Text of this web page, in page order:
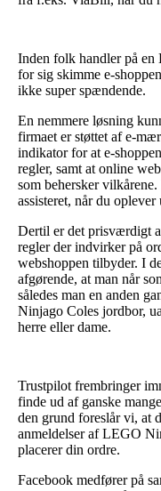
Inden folk handler på en
for sig skimme e-
ikke super spændende.
En nemmere løsning
firmaet er støttet af e-
indikator for at e-
regler, samt at online
som behersker
assisteret, når du
Dertil er det prisværdigt
regler der indvirker på
webshoppen tilbyder. I
afgørende, at man når
således man en anden
Ninjago Coles jordbor,
herre eller dame.
Trustpilot frembringer
finde ud af ganske
den grund foreslår vi, at
anmeldelser af LEGO
placerer din ordre.
Facebook medfører på